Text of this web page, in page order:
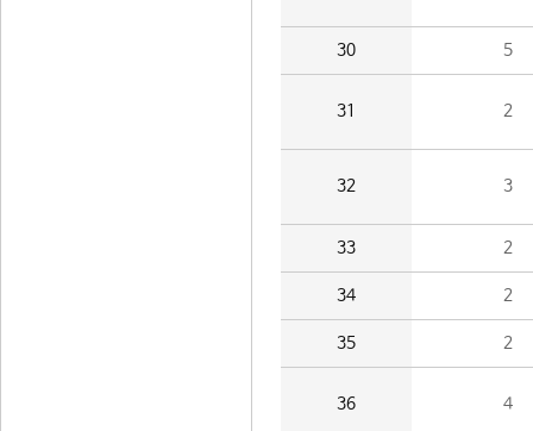
30 5
31 2
32 3
33 2
34 2
35 2
36 4